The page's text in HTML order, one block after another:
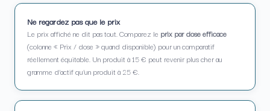
Ne regardez pas que le prix
Le prix affiché ne dit pas tout. Comparez le prix par dose efficace
(colonne « Prix / dose » quand disponible) pour un comparatif
réellement équitable. Un produit à 15 € peut revenir plus cher au
gramme d’actif qu’un produit à 25 €.